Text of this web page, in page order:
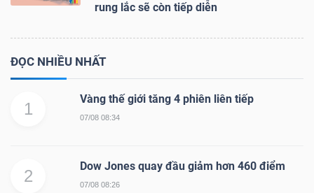
rung lắc sẽ còn tiếp diễn
ĐỌC NHIỀU NHẤT
1
Vàng thế giới tăng 4 phiên liên tiếp
07/08 08:34
2
Dow Jones quay đầu giảm hơn 460 điểm
07/08 08:26